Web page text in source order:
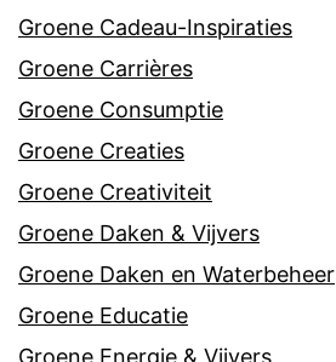
Groene Cadeau-Inspiraties
Groene Carrières
Groene Consumptie
Groene Creaties
Groene Creativiteit
Groene Daken & Vijvers
Groene Daken en Waterbeheer
Groene Educatie
Groene Energie & Vijvers